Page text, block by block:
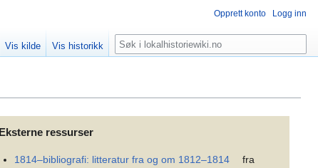
Eksterne ressurser
1814–bibliografi: litteratur fra og om 1812–1814
fra
Opprett konto Logg inn
Vis kilde Vis historikk Søk